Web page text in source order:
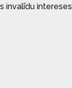
invalīdu intereses